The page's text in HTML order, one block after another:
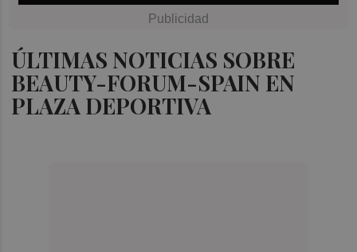
ÚLTIMAS NOTICIAS SOBRE
BEAUTY-FORUM-SPAIN EN
PLAZA DEPORTIVA